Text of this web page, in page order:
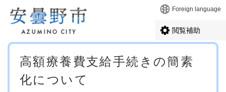
メニューを飛ばして本文へ Foreign language
閲覧補助
本
高額療養費支給手続きの簡素
化について